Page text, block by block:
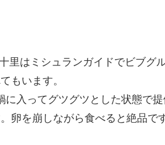
里はミシュランガイドでビブ
もいます。
入ってグツグツとした状態で
卵を崩しながら食べると絶品です